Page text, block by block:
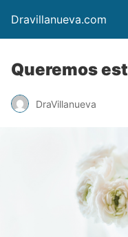
Dravillanueva.com
Queremos
DraVillanueva